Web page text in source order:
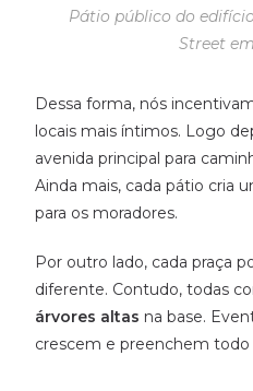
Pátio público do
Street
Dessa forma, nós
locais mais íntimos. Logo
avenida principal para
Ainda mais, cada pátio cria
para os moradores.
Por outro lado, cada praça
diferente. Contudo, todas
árvores altas na base.
crescem e preenchem